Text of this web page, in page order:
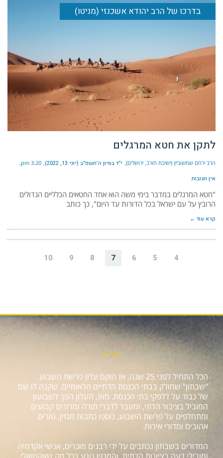
בדרכו של הרב יהודא אשכנזי (מניטו)
לתקן את חטא המרגלים
הרב ירחם שמשוביץ (ישיבת חורב, ירושלים) י״ד בסיון ה׳תשפ״ב (יוני 13, 2022) 3:20 pm
אין תגובות
"חטא המרגלים במדבר בימי משה הוא אחד החטאים הכלליים הגדולים
הרובץ על עם ישראל בכל הדורות עד היום", כך כותב
קרא עוד ←
4
5
6
7
8
9
10
אודות
הכל התחיל לפני 25 שנה, אז הוקם עלון פרשת השבוע
"שבתון" שחולק בבתי הכנסת הדתיים הלאומיים, שקנה לו שם
של כבוד על דלפקי בתי הכנסת. מאז, העלון הפך לשבועון
המוביל בציבור הדתי, ומעבר לדברי תורה ומדורים קבועים
ומתחלפים על פרשת השבוע, נוספו כתבות מגזין, טורים
אהובים ומדורי אירוח.
המדורים בשבתון נכתבים על ידי רבנים מוכרים, אנשי אקדמיה